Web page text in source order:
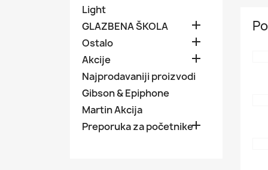
Light
GLAZBENA ŠKOLA

Ostalo 
Akcije 
Najprodavaniji proizvodi
Gibson & Epiphone
Martin Akcija
Preporuka za početnike